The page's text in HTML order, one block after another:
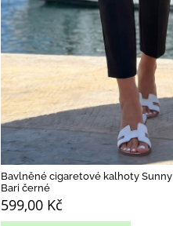
Bavlněné cigaretové kalhoty Sunny
Bari černé
599,00 Kč